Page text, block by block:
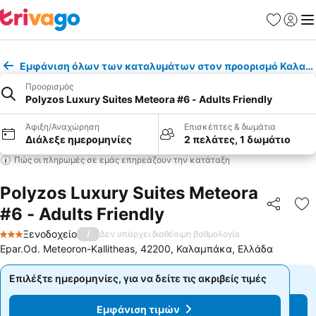
Εμφάνιση όλων των καταλυμάτων στον προορισμό
Προορισμός
Polyzos Luxury Suites Meteora #6 - Adults Friendly
Άφιξη/Αναχώρηση
Διάλεξε ημερομηνίες
Επισκέπτες & δωμάτια
2 πελάτες, 1 δωμάτιο
Πώς οι πληρωμές σε εμάς επηρεάζουν την κατάταξη
Polyzos Luxury Suites Meteora
#6 - Adults Friendly
3 Αστέρια
Ξενοδοχείο / Δεν υπάρχει διαθέσιμη βαθμολογία
Epar.Od. Meteoron-Kallitheas, 42200, Καλαμπάκα, Ελλάδα
Επιλέξτε ημερομηνίες, για να δείτε τις ακριβείς τιμές
Εμφάνιση τιμών
Επιλέξτε ημερομηνίες, για να δείτε τις ακριβείς τιμές
Εμφάνιση τιμών